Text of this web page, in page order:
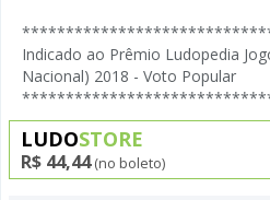
Indicado ao Prêmio Ludopedia
Nacional) 2018 - Voto Popular
LUDOSTORE
R$ 44,44(no boleto)